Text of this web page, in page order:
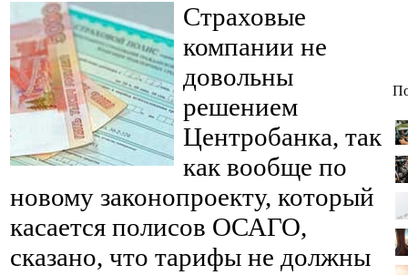
Страховые
компании не
довольны
решением
Центробанка, так
как вообще по
новому законопроекту, который
касается полисов ОСАГО,
сказано, что тарифы не должны